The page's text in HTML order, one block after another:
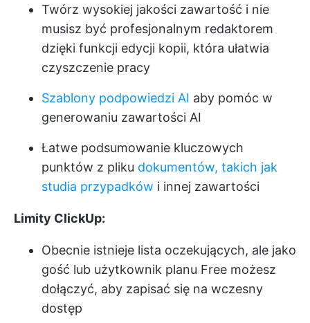
Twórz wysokiej jakości zawartość i nie
musisz być profesjonalnym redaktorem
dzięki funkcji edycji kopii, która ułatwia
czyszczenie pracy
Szablony podpowiedzi AI aby pomóc w
generowaniu zawartości AI
Łatwe podsumowanie kluczowych
punktów z pliku dokumentów, takich jak
studia przypadków i innej zawartości
Limity ClickUp:
Obecnie istnieje lista oczekujących, ale jako
gość lub użytkownik planu Free możesz
dołączyć, aby zapisać się na wczesny
dostęp